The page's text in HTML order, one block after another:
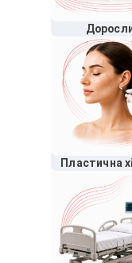
Пластична